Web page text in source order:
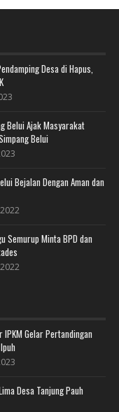
Desa di Hapus,
Belui Ajak Masyarakat
Belui
Bejalan Dengan Aman dan
Semurup Minta BPD dan
Gelar Pertandingan
Desa Tanjung Pauh